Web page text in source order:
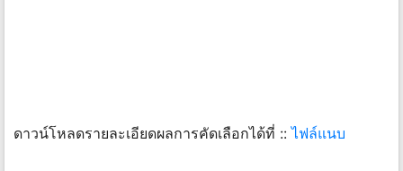
ดาวน์โหลดรายละเอียดผลการคัดเลือกได้ที่ ::ไฟล์แนบ